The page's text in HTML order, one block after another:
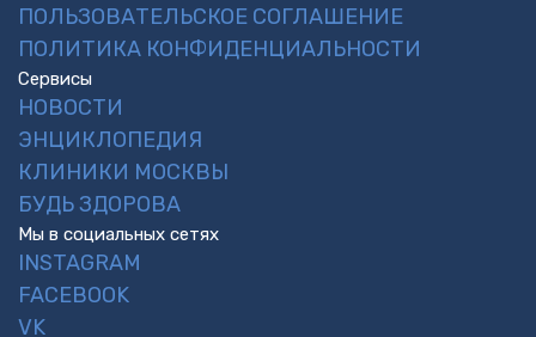
ПОЛЬЗОВАТЕЛЬСКОЕ СОГЛАШЕНИЕ
ПОЛИТИКА КОНФИДЕНЦИАЛЬНОСТИ
Сервисы
НОВОСТИ
ЭНЦИКЛОПЕДИЯ
КЛИНИКИ МОСКВЫ
БУДЬ ЗДОРОВА
Мы в социальных сетях
INSTAGRAM
FACEBOOK
VK